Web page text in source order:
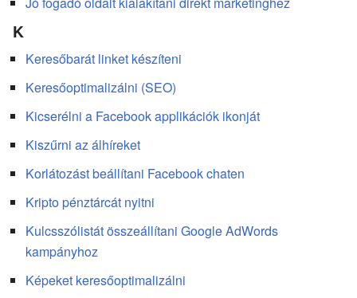
K
Keresőbarát linket készíteni
Keresőoptimalizálni (SEO)
Kicserélni a Facebook applikációk ikonját
Kiszűrni az álhíreket
Korlátozást beállítani Facebook chaten
Kripto pénztárcát nyitni
Kulcsszólistát összeállítani Google AdWords
kampányhoz
Képeket keresőoptimalizálni